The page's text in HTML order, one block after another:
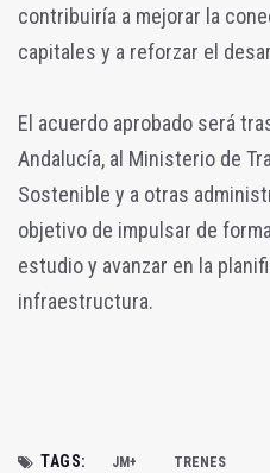
contribuiría a mejorar la
capitales y a reforzar el
El acuerdo aprobado será
Andalucía, al Ministerio de
Sostenible y a otras
objetivo de impulsar de
estudio y avanzar en la
infraestructura.
TAGS: JM+ TRENES